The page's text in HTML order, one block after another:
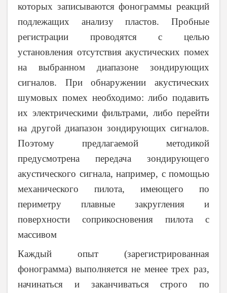
которых записываются фонограммы реакций
подлежащих анализу пластов. Пробные
регистрации проводятся с целью
установления отсутствия акустических помех
на выбранном диапазоне зондирующих
сигналов. При обнаружении акустических
шумовых помех необходимо: либо подавить
их электрическими фильтрами, либо перейти
на другой диапазон зондирующих сигналов.
Поэтому предлагаемой методикой
предусмотрена передача зондирующего
акустического сигнала, например, с помощью
механического пилота, имеющего по
периметру плавные закругления и
поверхности соприкосновения пилота с
массивом
Каждый опыт (зарегистрированная
фонограмма) выполняется не менее трех раз,
начинаться и заканчиваться строго по